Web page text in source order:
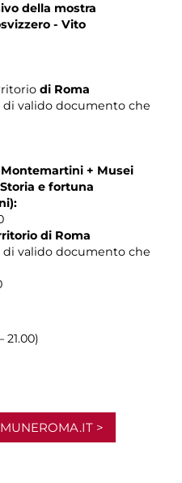
della mostra
- Vito
di Roma
valido documento che
+ Musei
e fortuna
di Roma
valido documento che